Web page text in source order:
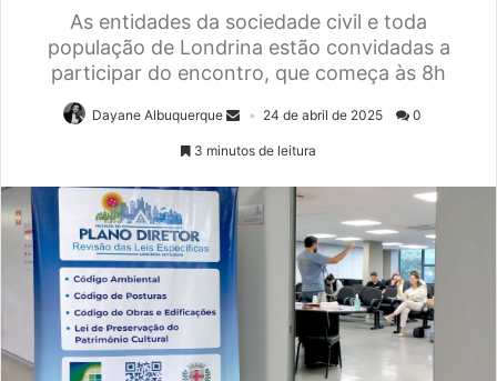
As entidades da sociedade civil e toda
população de Londrina estão convidadas a
participar do encontro, que começa às 8h
Dayane Albuquerque 24 de abril de 2025 0
3 minutos de leitura